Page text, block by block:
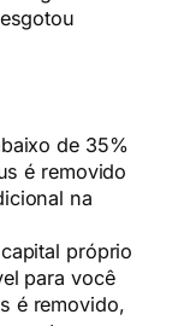
de 35%
é removido
na
próprio
para você
é removido,